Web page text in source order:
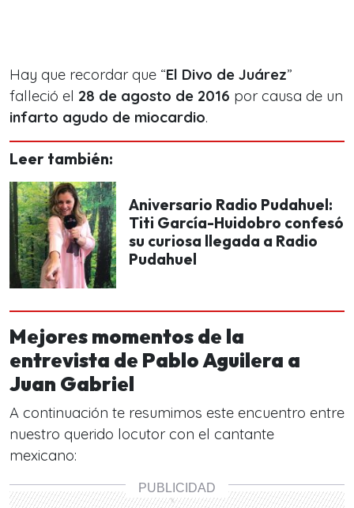
Hay que recordar que “El Divo de Juárez”
falleció el 28 de agosto de 2016 por causa de un
infarto agudo de miocardio.
Leer también:
Aniversario Radio Pudahuel:
Titi García-Huidobro confesó
su curiosa llegada a Radio
Pudahuel
Mejores momentos de la
entrevista de Pablo Aguilera a
Juan Gabriel
A continuación te resumimos este encuentro entre
nuestro querido locutor con el cantante
mexicano: